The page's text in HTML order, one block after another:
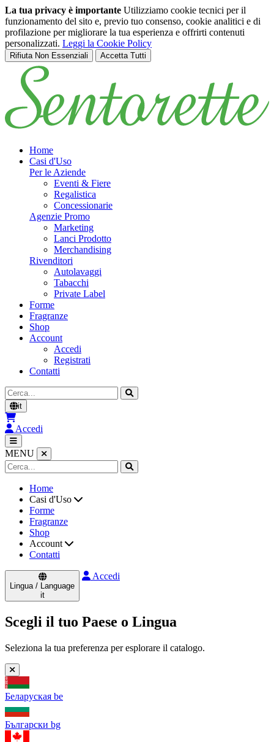
La tua privacy è importante Utilizziamo cookie tecnici per il
funzionamento del sito e, previo tuo consenso, cookie analitici e di
profilazione per migliorare la tua esperienza e offrirti contenuti
personalizzati. Leggi la Cookie Policy
Rifiuta Non Essenziali Accetta Tutti
Salta al contenuto principale
Home
Casi d'Uso
Per le Aziende
Eventi & Fiere
Regalistica
Concessionarie
Agenzie Promo
Marketing
Lanci Prodotto
Merchandising
Rivenditori
Autolavaggi
Tabacchi
Private Label
Forme
Fragranze
Shop
Account
Accedi
Registrati
Contatti
Cerca
it
Accedi
MENU
Home
Casi d'Uso
Forme
Fragranze
Shop
Account
Contatti
Lingua / Language
it
Accedi
Scegli il tuo Paese o Lingua
Seleziona la tua preferenza per esplorare il catalogo.
Беларуская be
Български bg